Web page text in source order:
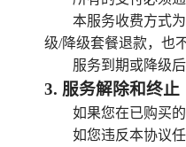
本服务收费方式
级/降级套餐退款，也
服务到期或降级
3. 服务解除和终止
如果您在已购买
如您违反本协议